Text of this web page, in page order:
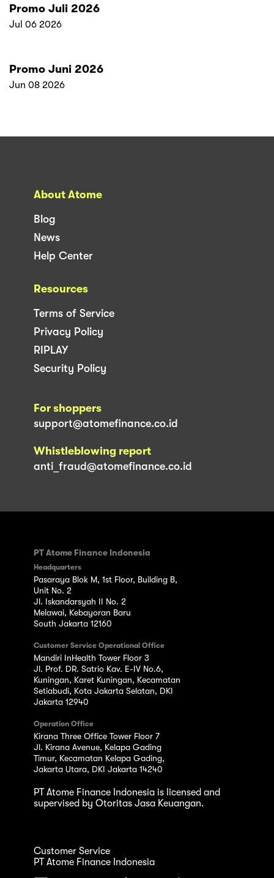
Promo Juli 2026
Jul 06 2026
Promo Juni 2026
Jun 08 2026
About Atome
Blog
News
Help Center
Resources
Terms of Service
Privacy Policy
RIPLAY
Security Policy
For shoppers
support@atomefinance.co.id
Whistleblowing report
anti_fraud@atomefinance.co.id
PT Atome Finance Indonesia
Headquarters
Pasaraya Blok M, 1st Floor, Building B,
Unit No. 2
Jl. Iskandarsyah II No. 2
Melawai, Kebayoran Baru
South Jakarta 12160
Customer Service Operational Office
Mandiri InHealth Tower Floor 3
Jl. Prof. DR. Satrio Kav. E-IV No.6,
Kuningan, Karet Kuningan, Kecamatan
Setiabudi, Kota Jakarta Selatan, DKI
Jakarta 12940
Operation Office
Kirana Three Office Tower Floor 7
Jl. Kirana Avenue, Kelapa Gading
Timur, Kecamatan Kelapa Gading,
Jakarta Utara, DKI Jakarta 14240
PT Atome Finance Indonesia is licensed and
supervised by Otoritas Jasa Keuangan.
Customer Service
PT Atome Finance Indonesia